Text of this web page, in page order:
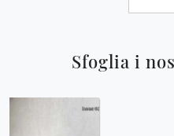
Sfoglia i